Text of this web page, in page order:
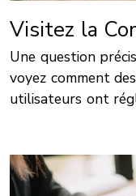
Visitez la
Une question
voyez comment
utilisateurs ont